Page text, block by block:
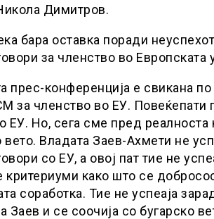
Димитров.
бара оставка поради
за членство во Европската
прес-конференција е свикана
за членство во ЕУ. Повеќепати
ЕУ. Но, сега сме пред
вето. Владата Заев-Ахмети не
со ЕУ, а овој пат тие не
критериуми како што се
соработка. Тие не успеаја
Заев и се соочија со бугарско